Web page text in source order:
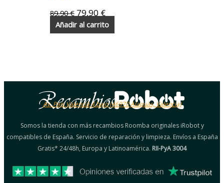
89,90€ 79,90 €
Añadir al carrito
Av. País Valencià 4 bajo (46970 Alaquàs, Valencia)
Somos la tienda con más recambios Roomba originales iRobot y
compatibles de España. Servicio de reparación y limpieza. Envíos a España
Gratis* 24/48h, Europa y Latinoamérica. RII-PyA 3004